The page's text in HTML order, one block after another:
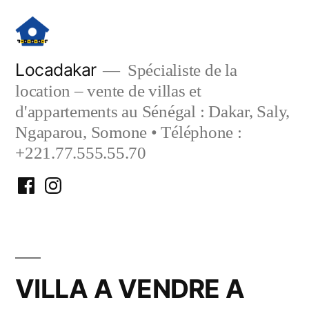
contenu
Locadakar
Spécialiste de la
location – vente de villas et
d'appartements au Sénégal : Dakar, Saly,
Ngaparou, Somone • Téléphone :
+221.77.555.55.70
FacebookInstagram
VILLA A VENDRE A